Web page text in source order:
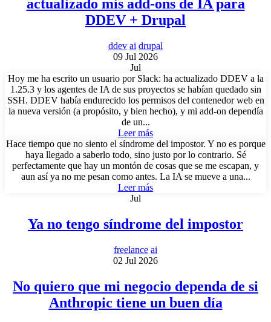
actualizado mis add-ons de IA para
DDEV + Drupal
ddev ai drupal
09 Jul 2026
Jul
Hoy me ha escrito un usuario por Slack: ha actualizado DDEV a la
1.25.3 y los agentes de IA de sus proyectos se habían quedado sin
SSH. DDEV había endurecido los permisos del contenedor web en
la nueva versión (a propósito, y bien hecho), y mi add-on dependía
de un...
Leer más
Hace tiempo que no siento el síndrome del impostor. Y no es porque
haya llegado a saberlo todo, sino justo por lo contrario. Sé
perfectamente que hay un montón de cosas que se me escapan, y
aun así ya no me pesan como antes. La IA se mueve a una...
Leer más
Jul
Ya no tengo síndrome del impostor
freelance ai
02 Jul 2026
No quiero que mi negocio dependa de si
Anthropic tiene un buen día